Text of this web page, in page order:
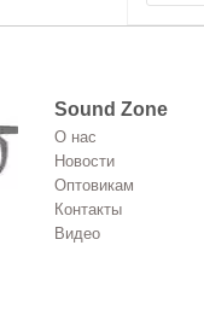
Sound Zone
О нас
Новости
Оптовикам
Контакты
Видео